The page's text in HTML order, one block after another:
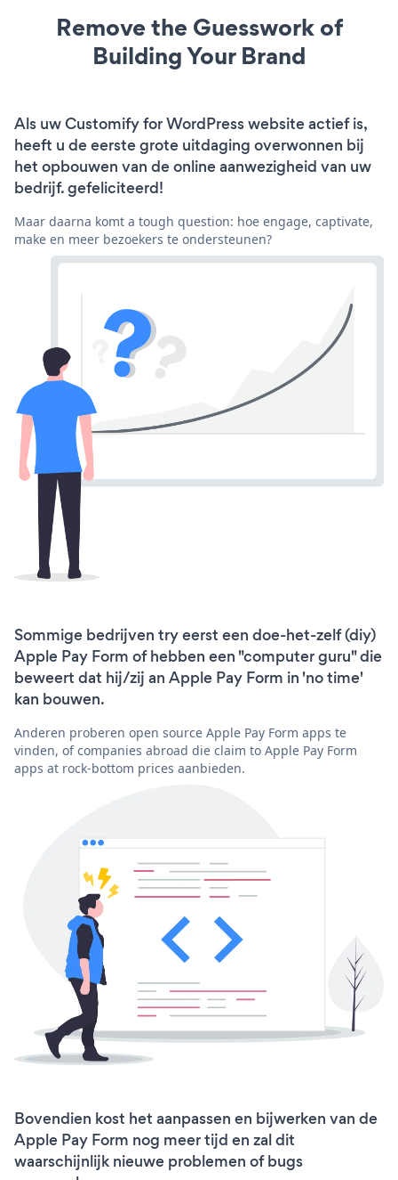
Remove the Guesswork of
Building Your Brand
Als uw Customify for WordPress website actief is,
heeft u de eerste grote uitdaging overwonnen bij
het opbouwen van de online aanwezigheid van uw
bedrijf. gefeliciteerd!
Maar daarna komt a tough question: hoe engage, captivate,
make en meer bezoekers te ondersteunen?
Sommige bedrijven try eerst een doe-het-zelf (diy)
Apple Pay Form of hebben een "computer guru" die
beweert dat hij/zij an Apple Pay Form in 'no time'
kan bouwen.
Anderen proberen open source Apple Pay Form apps te
vinden, of companies abroad die claim to Apple Pay Form
apps at rock-bottom prices aanbieden.
Bovendien kost het aanpassen en bijwerken van de
Apple Pay Form nog meer tijd en zal dit
waarschijnlijk nieuwe problemen of bugs